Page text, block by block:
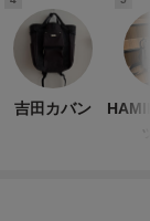
吉田カバン